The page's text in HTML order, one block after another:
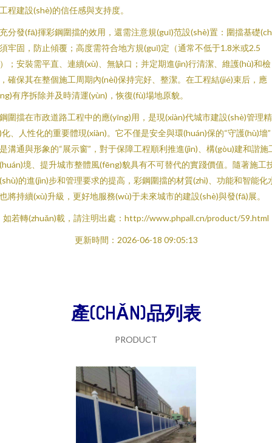
程建設(shè)的信任感與支持度。
分發(fā)揮彩鋼圍擋的效用，還需注意規(guī)范設(shè)置：圍擋基礎
牢固，防止傾覆；高度需符合地方規(guī)定（通常不低于1.8米或2.5
；安裝需平直、連續(xù)、無缺口；并定期進(jìn)行清潔、維護(hù)和檢
確保其在整個施工周期內(nèi)保持完好、整潔。在工程結(jié)束后，應
有序拆除并及時清運(yùn)，恢復(fù)場地原貌。
圍擋在市政道路工程中的應(yīng)用，是現(xiàn)代城市建設(shè)管理
化、人性化的重要體現(xiàn)。它不僅是安全與環(huán)保的“守護(hù)墻
溝通與形象的“展示窗”，對于保障工程順利推進(jìn)、構(gòu)建和諧施
境、提升城市整體風(fēng)貌具有不可替代的實踐價值。隨著施工
的進(jìn)步和管理要求的提高，彩鋼圍擋的材質(zhì)、功能和智能化
將持續(xù)升級，更好地服務(wù)于未來城市的建設(shè)與發(fā)展。
如若轉(zhuǎn)載，請注明出處：http://www.phpall.cn/product/59.html
更新時間：2026-06-18 09:05:13
產(CHǍN)品列表
PRODUCT